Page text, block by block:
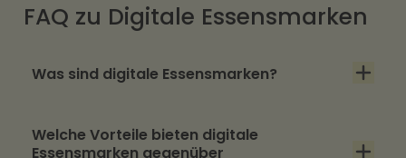
FAQ zu Digitale Essensmarken
Was sind digitale Essensmarken?
Digitale Essensmarken sind die moderne
Alternative zu Papiermarken und Restaurant-
Welche Vorteile bieten digitale
Essensmarken gegenüber